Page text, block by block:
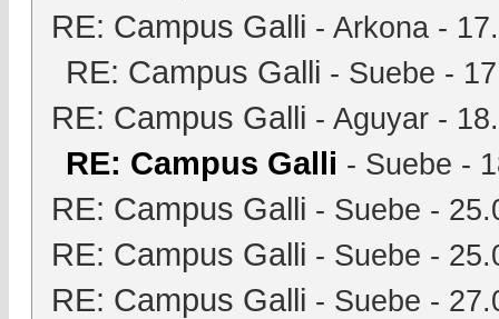
RE: Campus Galli - Arkona -
RE: Campus Galli - Suebe -
RE: Campus Galli - Aguyar -
RE: Campus Galli - Suebe -
RE: Campus Galli - Suebe -
RE: Campus Galli - Suebe -
RE: Campus Galli - Suebe -